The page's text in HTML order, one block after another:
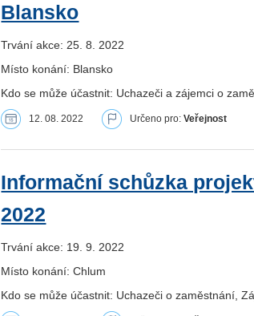
Blansko
Trvání akce: 25. 8. 2022
Místo konání: Blansko
Kdo se může účastnit: Uchazeči a zájemci o
12. 08. 2022 Určeno pro:Veřejnost
Informační schůzka
2022
Trvání akce: 19. 9. 2022
Místo konání: Chlum
Kdo se může účastnit: Uchazeči o zaměstnání,